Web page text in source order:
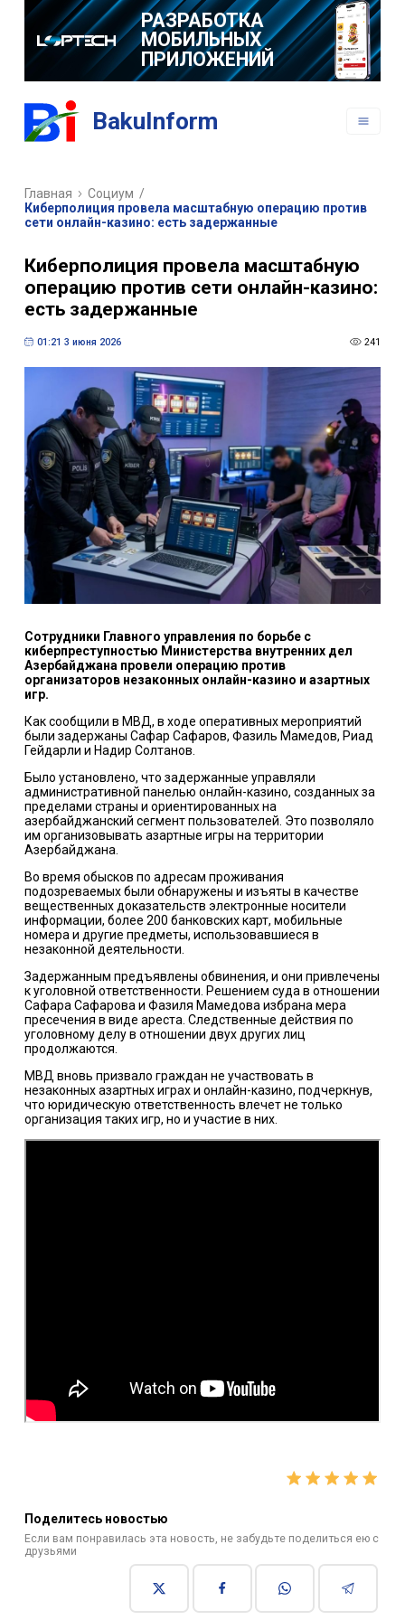
РАЗРАБОТКА
МОБИЛЬНЫХ
ПРИЛОЖЕНИЙ
BakuInform
Главная Социум /
Киберполиция провела масштабную операцию против
сети онлайн-казино: есть задержанные
Киберполиция провела масштабную
операцию против сети онлайн-казино:
есть задержанные
01:21 3 июня 2026 241
Сотрудники Главного управления по борьбе с
киберпреступностью Министерства внутренних дел
Азербайджана провели операцию против
организаторов незаконных онлайн-казино и азартных
игр.
Как сообщили в МВД, в ходе оперативных мероприятий
были задержаны Сафар Сафаров, Фазиль Мамедов, Риад
Гейдарли и Надир Солтанов.
Было установлено, что задержанные управляли
административной панелью онлайн-казино, созданных за
пределами страны и ориентированных на
азербайджанский сегмент пользователей. Это позволяло
им организовывать азартные игры на территории
Азербайджана.
Во время обысков по адресам проживания
подозреваемых были обнаружены и изъяты в качестве
вещественных доказательств электронные носители
информации, более 200 банковских карт, мобильные
номера и другие предметы, использовавшиеся в
незаконной деятельности.
Задержанным предъявлены обвинения, и они привлечены
к уголовной ответственности. Решением суда в отношении
Сафара Сафарова и Фазиля Мамедова избрана мера
пресечения в виде ареста. Следственные действия по
уголовному делу в отношении двух других лиц
продолжаются.
МВД вновь призвало граждан не участвовать в
незаконных азартных играх и онлайн-казино, подчеркнув,
что юридическую ответственность влечет не только
организация таких игр, но и участие в них.
Поделитесь новостью
Если вам понравилась эта новость, не забудьте поделиться ею с
друзьями